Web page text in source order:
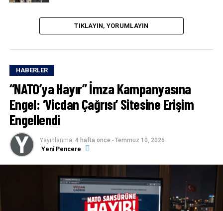
TIKLAYIN, YORUMLAYIN
HABERLER
“NATO’ya Hayır” İmza Kampanyasına
Engel: ‘Vicdan Çağrısı’ Sitesine Erişim
Engellendi
Yayınlanma: 4 hafta önce - Temmuz 10, 2026
Yeni Pencere